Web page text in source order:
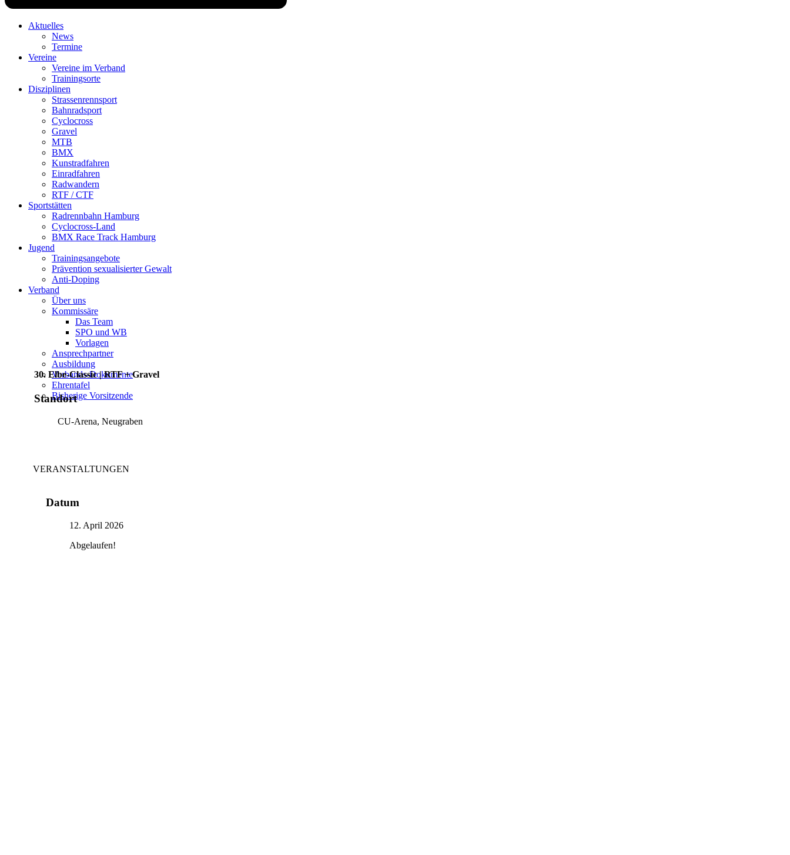
Aktuelles
News
Termine
Vereine
Vereine im Verband
Trainingsorte
Disziplinen
Strassen­rennsport
Bahnrad­sport
Cyclocross
Gravel
MTB
BMX
Kunstradfahren
Einradfahren
Radwandern
RTF / CTF
Sportstätten
Radrennbahn Hamburg
Cyclocross-Land
BMX Race Track Hamburg
Jugend
Trainingsangebote
Prävention sexualisierter Gewalt
Anti-Doping
Verband
Über uns
Kommissäre
Das Team
SPO und WB
Vorlagen
Ansprechpartner
Ausbildung
Verbands-Dokumente
Ehrentafel
Bisherige Vorsitzende
VERANSTALTUNGEN
30. Elbe-Classic | RTF + Gravel
Standort
CU-Arena, Neugraben
Datum
12. April 2026
Abgelaufen!